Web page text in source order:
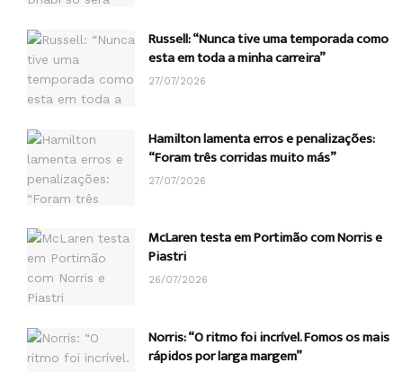
Russell: “Nunca tive uma temporada como
esta em toda a minha carreira”
27/07/2026
Hamilton lamenta erros e penalizações:
“Foram três corridas muito más”
27/07/2026
McLaren testa em Portimão com Norris e
Piastri
26/07/2026
Norris: “O ritmo foi incrível. Fomos os mais
rápidos por larga margem”